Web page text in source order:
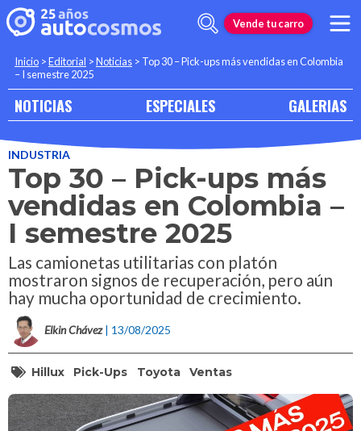
Vende tu carro
Inicio >Editorial >Noticias > Top 30 – Pick-ups más vendidas en Colombia
– I semestre 2025
NOTICIAS ESPECIALES GALERIAS
INDUSTRIA
Top 30 – Pick-ups más
vendidas en Colombia –
I semestre 2025
Las camionetas utilitarias con platón
mostraron signos de recuperación, pero aún
hay mucha oportunidad de crecimiento.
Elkin Chávez | 13/08/2025
Hillux Pick-Ups Toyota Ventas